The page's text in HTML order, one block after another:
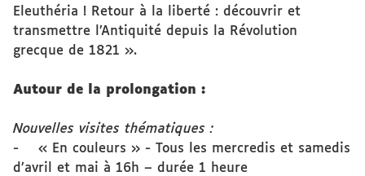
Eleuthéria ! Retour à la liberté : découvrir et
transmettre l’Antiquité depuis la Révolution
grecque de 1821 ».
Autour de la prolongation :
Nouvelles visites thématiques :
- « En couleurs » - Tous les mercredis et samedis
d’avril et mai à 16h – durée 1 heure